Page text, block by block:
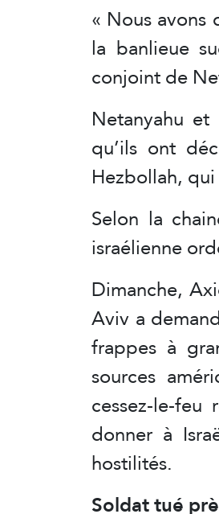
« Nous avons
la banlieue
conjoint de
Netanyahu
qu’ils ont
Hezbollah,
Selon la
israélienne
Dimanche,
Aviv a
frappes à
sources
cessez-le-
donner à
hostilités.
Soldat tué